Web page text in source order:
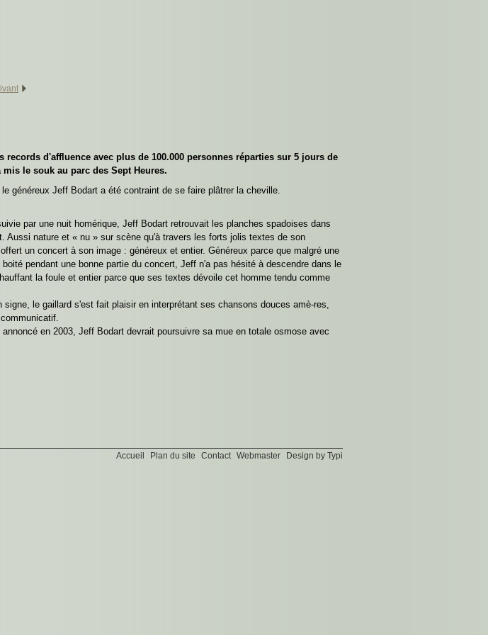
records d'affluence avec plus de 100.000 personnes réparties sur 5 jours de
le souk au parc des Sept Heures.
généreux Jeff Bodart a été contraint de se faire plâtrer la cheville.
par une nuit homérique, Jeff Bodart retrouvait les planches spadoises dans
Aussi nature et « nu » sur scène qu'à travers les forts jolis textes de son
un concert à son image : généreux et entier. Généreux parce que malgré une
pendant une bonne partie du concert, Jeff n'a pas hésité à descendre dans le
la foule et entier parce que ses textes dévoile cet homme tendu comme
le gaillard s'est fait plaisir en interprétant ses chansons douces amè-res,
en 2003, Jeff Bodart devrait poursuivre sa mue en totale osmose avec
Accueil Plan du site Contact Webmaster Design by Typi